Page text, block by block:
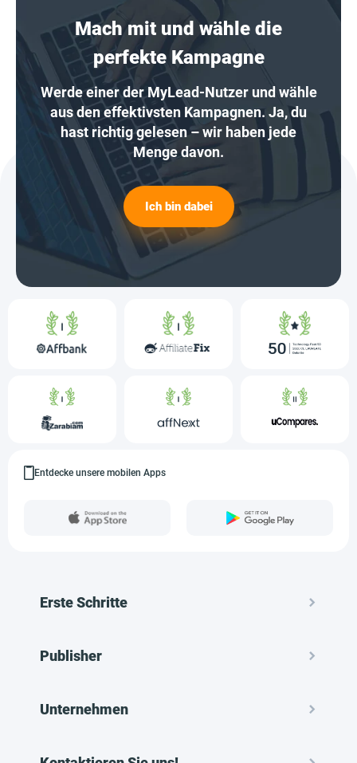
Mach mit und wähle die
perfekte Kampagne
Werde einer der MyLead-Nutzer und wähle
aus den effektivsten Kampagnen. Ja, du
hast richtig gelesen – wir haben jede
Menge davon.
Ich bin dabei
Entdecke unsere mobilen Apps
Erste Schritte
Publisher
Unternehmen